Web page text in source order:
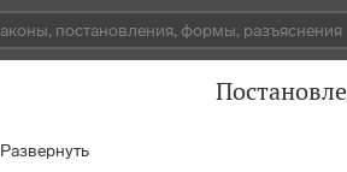
Развернуть